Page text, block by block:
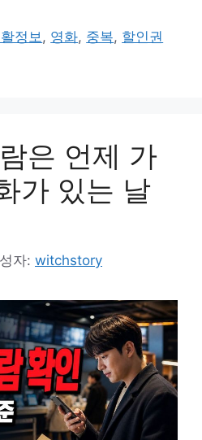
정보, 영화, 중복, 할인권
은 언제 가
가 있는 날
자: witchstory